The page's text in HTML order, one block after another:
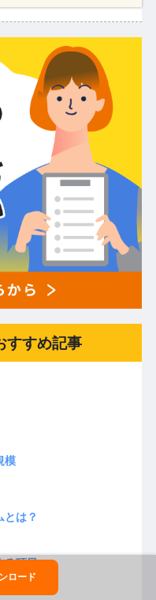
すすめ記事
模
とは？
る項目
ロード